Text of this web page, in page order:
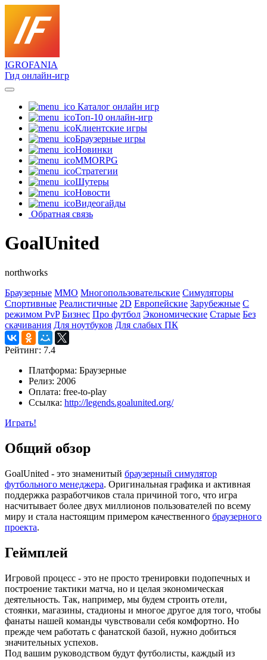
IGROFANIA
Гид онлайн-игр
Каталог онлайн игр
Топ-10 онлайн-игр
Клиентские игры
Браузерные игры
Новинки
MMORPG
Стратегии
Шутеры
Новости
Видеогайды
Обратная связь
GoalUnited
northworks
Браузерные MMO Многопользовательские Симуляторы
Спортивные Реалистичные 2D Европейские Зарубежные С
режимом PvP Бизнес Про футбол Экономические Старые Без
скачивания Для ноутбуков Для слабых ПК
Рейтинг: 7.4
Платформа: Браузерные
Релиз: 2006
Оплата: free-to-play
Ссылка: http://legends.goalunited.org/
Играть!
Общий обзор
GoalUnited - это знаменитый браузерный симулятор
футбольного менеджера. Оригинальная графика и активная
поддержка разработчиков стала причиной того, что игра
насчитывает более двух миллионов пользователей по всему
миру и стала настоящим примером качественного браузерного
проекта.
Геймплей
Игровой процесс - это не просто тренировки подопечных и
построение тактики матча, но и целая экономическая
деятельность. Так, например, мы будем строить отели,
стоянки, магазины, стадионы и многое другое для того, чтобы
фанаты нашей команды чувствовали себя комфортно. Но
прежде чем работать с фанатской базой, нужно добиться
значительных успехов.
Под вашим руководством будут футболисты, каждый из